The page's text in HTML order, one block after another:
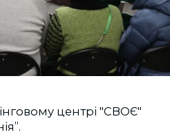
центрі "СВОЄ"